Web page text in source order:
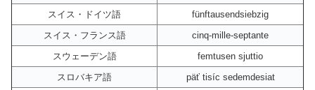
スイス・ドイツ語
fünftausendsiebzig
スイス・フランス語
cinq-mille-septante
スウェーデン語
femtusen sjuttio
スロバキア語
päť tisíc sedemdesiat